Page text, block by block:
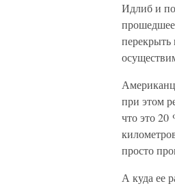
Идлиб и
перекрыть
при этом
что это 20
просто
А куда ее